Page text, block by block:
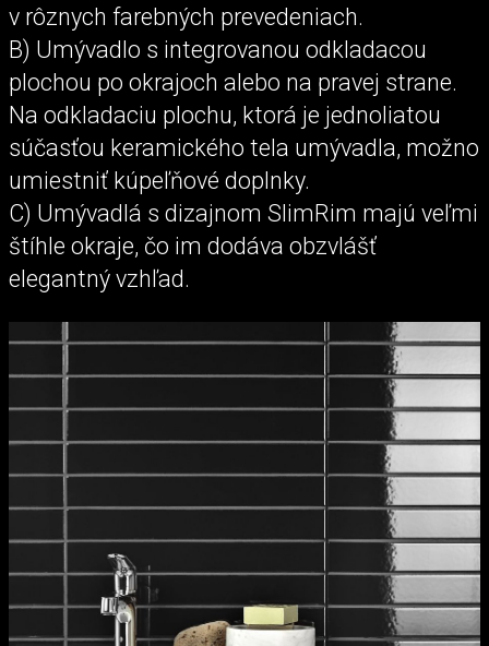
v rôznych farebných prevedeniach.
B) Umývadlo s integrovanou odkladacou
plochou po okrajoch alebo na pravej strane.
Na odkladaciu plochu, ktorá je jednoliatou
súčasťou keramického tela umývadla, možno
umiestniť kúpeľňové doplnky.
C) Umývadlá s dizajnom SlimRim majú veľmi
štíhle okraje, čo im dodáva obzvlášť
elegantný vzhľad.